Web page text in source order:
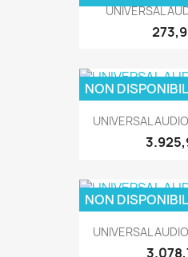
UNIVERSAL
UNIVERSAL
NON
UNIVERSAL
NON